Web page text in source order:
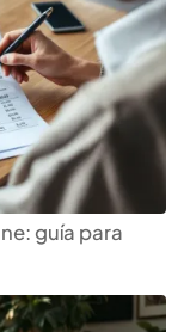
guía para